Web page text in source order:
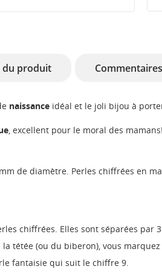
du produit Commentaires
naissance idéal et le joli bijou à
, excellent pour le moral des
de diamètre. Perles chiffrées en
chiffrées. Elles sont séparées
tétée (ou du biberon), vous
fantaisie qui suit le chiffre 9.